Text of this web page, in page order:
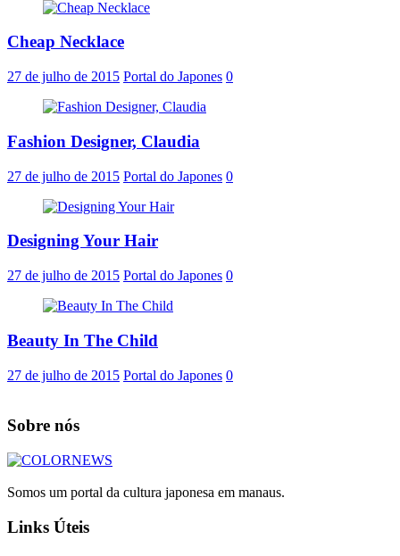
Cheap Necklace
27 de julho de 2015 Portal do Japones 0
Fashion Designer, Claudia
27 de julho de 2015 Portal do Japones 0
Designing Your Hair
27 de julho de 2015 Portal do Japones 0
Beauty In The Child
27 de julho de 2015 Portal do Japones 0
Sobre nós
Somos um portal da cultura japonesa em manaus.
Links Úteis